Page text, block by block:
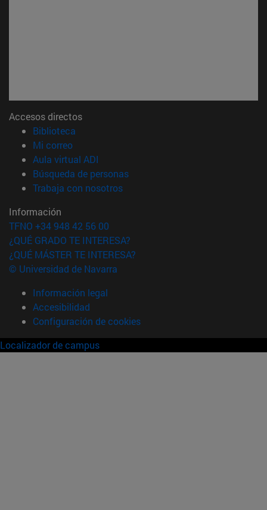
Accesos directos
Biblioteca
Mi correo(abre en nueva ventana)
Aula virtual ADI
Búsqueda de personas(abre en nueva ventana)
Trabaja con nosotros(abre en nueva ventana)
Información
TFNO +34 948 42 56 00
¿QUÉ GRADO TE INTERESA?
¿QUÉ MÁSTER TE INTERESA?
© Universidad de Navarra
Información legal
Accesibilidad
Configuración de cookies
Localizador de campus